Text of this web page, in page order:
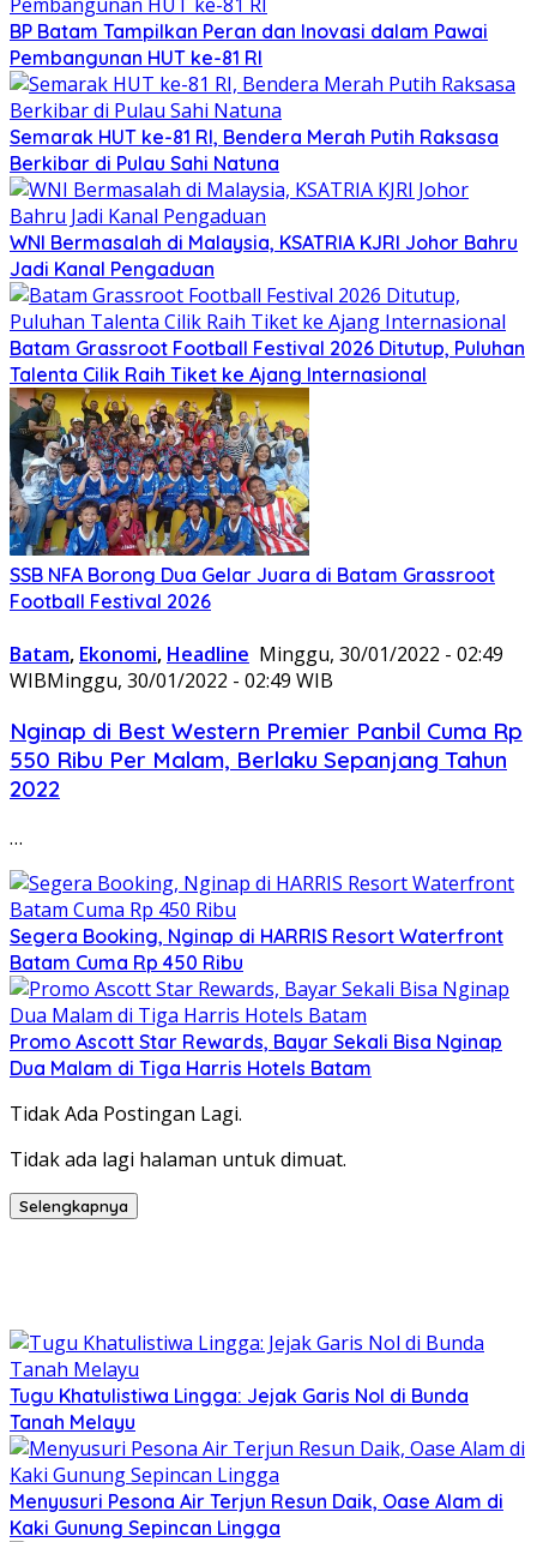
BP Batam Tampilkan Peran dan Inovasi dalam Pawai
Pembangunan HUT ke-81 RI
Semarak HUT ke-81 RI, Bendera Merah Putih Raksasa
Berkibar di Pulau Sahi Natuna
WNI Bermasalah di Malaysia, KSATRIA KJRI Johor Bahru
Jadi Kanal Pengaduan
Batam Grassroot Football Festival 2026 Ditutup, Puluhan
Talenta Cilik Raih Tiket ke Ajang Internasional
SSB NFA Borong Dua Gelar Juara di Batam Grassroot
Football Festival 2026
Batam, Ekonomi, Headline Minggu, 30/01/2022 - 02:49
WIBMinggu, 30/01/2022 - 02:49 WIB
Nginap di Best Western Premier Panbil Cuma Rp
550 Ribu Per Malam, Berlaku Sepanjang Tahun
2022
…
Segera Booking, Nginap di HARRIS Resort Waterfront
Batam Cuma Rp 450 Ribu
Promo Ascott Star Rewards, Bayar Sekali Bisa Nginap
Dua Malam di Tiga Harris Hotels Batam
Tidak Ada Postingan Lagi.
Tidak ada lagi halaman untuk dimuat.
Selengkapnya
Tugu Khatulistiwa Lingga: Jejak Garis Nol di Bunda
Tanah Melayu
Menyusuri Pesona Air Terjun Resun Daik, Oase Alam di
Kaki Gunung Sepincan Lingga